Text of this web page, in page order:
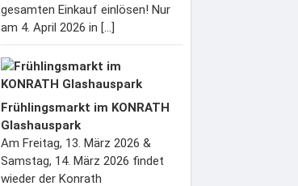
gesamten Einkauf einlösen! Nur
am 4. April 2026 in [...]
Frühlingsmarkt im KONRATH
Glashauspark
Am Freitag, 13. März 2026 &
Samstag, 14. März 2026 findet
wieder der Konrath